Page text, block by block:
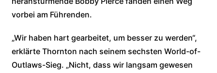
vorbei am Führenden.
„Wir haben hart gearbeitet, um besser zu werden“,
erklärte Thornton nach seinem sechsten World-of-
Outlaws-Sieg. „Nicht, dass wir langsam gewesen